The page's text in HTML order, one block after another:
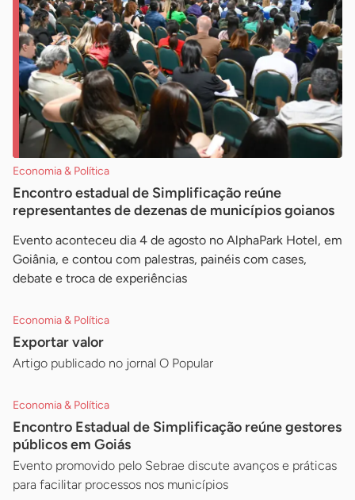
Economia & Política
Encontro estadual de Simplificação reúne
representantes de dezenas de municípios goianos
Evento aconteceu dia 4 de agosto no AlphaPark Hotel, em
Goiânia, e contou com palestras, painéis com cases,
debate e troca de experiências
Economia & Política
Exportar valor
Artigo publicado no jornal O Popular
Economia & Política
Encontro Estadual de Simplificação reúne gestores
públicos em Goiás
Evento promovido pelo Sebrae discute avanços e práticas
para facilitar processos nos municípios